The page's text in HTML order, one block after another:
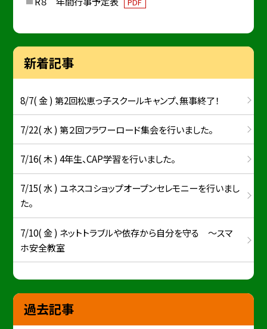
新着記事
8/7( 金 ) 第2回松恵っ子スクールキャンプ、無事終了！
7/22( 水 ) 第２回フラワーロード集会を行いました。
7/16( 木 ) 4年生、CAP学習を行いました。
7/15( 水 ) ユネスコショップオープンセレモニーを行いまし
た。
7/10( 金 ) ネットトラブルや依存から自分を守る ～スマ
ホ安全教室
過去記事